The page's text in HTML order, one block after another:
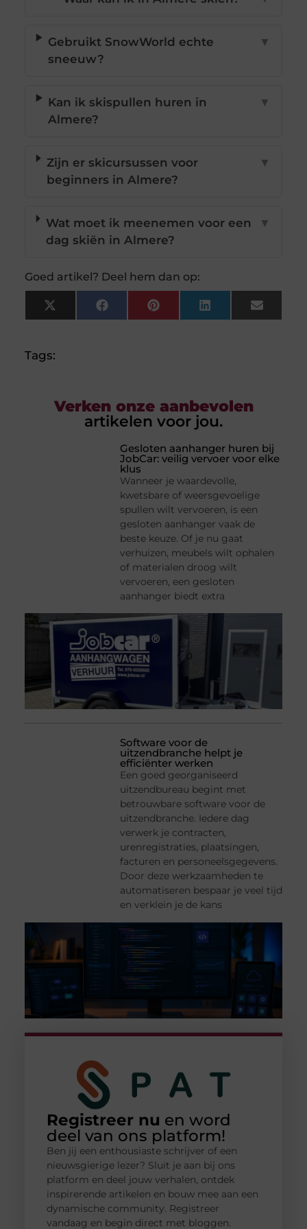
Gebruikt SnowWorld echte
sneeuw?
▼
Kan ik skispullen huren in
Almere?
▼
Zijn er skicursussen voor
beginners in Almere?
▼
Wat moet ik meenemen voor een
dag skiën in Almere?
▼
Goed artikel? Deel hem dan op:
X
(Twitter)
FacebookPinterestLinkedInEmail
Tags:
Verken onze aanbevolen
artikelen voor jou.
Gesloten aanhanger huren bij
JobCar: veilig vervoer voor elke
klus
Wanneer je waardevolle,
kwetsbare of weersgevoelige
spullen wilt vervoeren, is een
gesloten aanhanger vaak de
beste keuze. Of je nu gaat
verhuizen, meubels wilt ophalen
of materialen droog wilt
vervoeren, een gesloten
aanhanger biedt extra
Software voor de
uitzendbranche helpt je
efficiënter werken
Een goed georganiseerd
uitzendbureau begint met
betrouwbare software voor de
uitzendbranche. Iedere dag
verwerk je contracten,
urenregistraties, plaatsingen,
facturen en personeelsgegevens.
Door deze werkzaamheden te
automatiseren bespaar je veel tijd
en verklein je de kans
Registreer nu en word
deel van ons platform!
Ben jij een enthousiaste schrijver of een
nieuwsgierige lezer? Sluit je aan bij ons
platform en deel jouw verhalen, ontdek
inspirerende artikelen en bouw mee aan een
dynamische community. Registreer
vandaag en begin direct met bloggen.